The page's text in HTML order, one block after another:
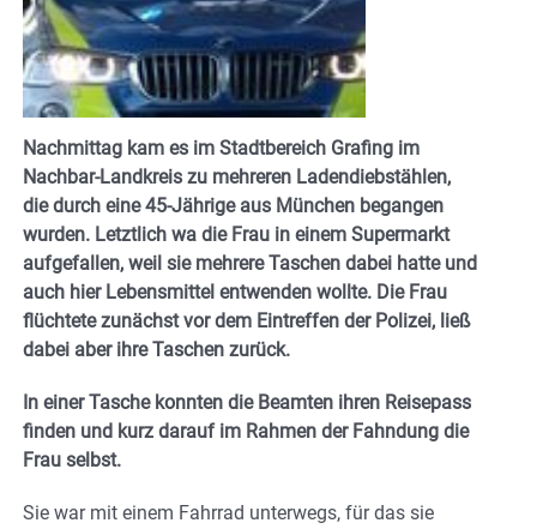
Nachmittag kam es im Stadtbereich Grafing im
Nachbar-Landkreis zu mehreren Ladendiebstählen,
die durch eine 45-Jährige aus München begangen
wurden. Letztlich wa die Frau in einem Supermarkt
aufgefallen, weil sie mehrere Taschen dabei hatte und
auch hier Lebensmittel entwenden wollte. Die Frau
flüchtete zunächst vor dem Eintreffen der Polizei, ließ
dabei aber ihre Taschen zurück.
In einer Tasche konnten die Beamten ihren Reisepass
finden und kurz darauf im Rahmen der Fahndung die
Frau selbst.
Sie war mit einem Fahrrad unterwegs, für das sie